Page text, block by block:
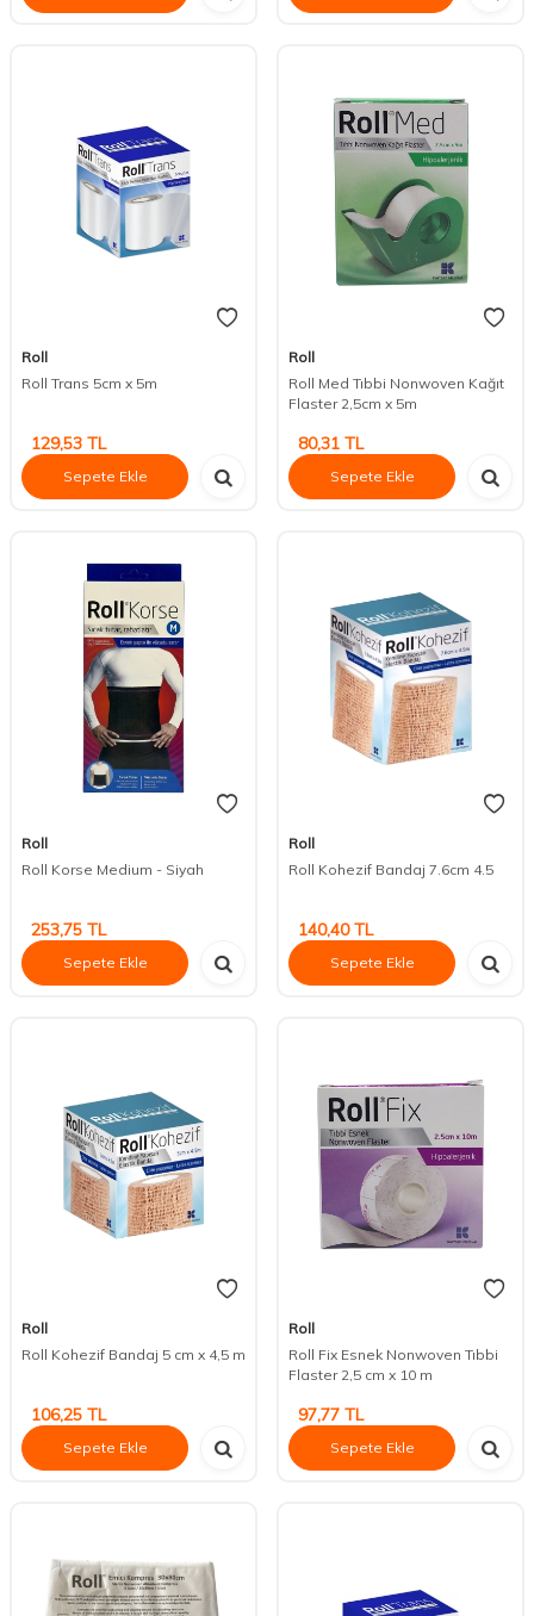
Roll
Roll Trans 5cm x 5m
129,53 TL
Sepete Ekle
Roll
Roll Med Tıbbi Nonwoven Kağıt
Flaster 2,5cm x 5m
80,31 TL
Sepete Ekle
Roll
Roll Korse Medium - Siyah
253,75 TL
Sepete Ekle
Roll
Roll Kohezif Bandaj 7.6cm 4.5
140,40TL
Sepete Ekle
Roll
Roll Kohezif Bandaj 5 cm x 4,5 m
106,25 TL
Sepete Ekle
Roll
Roll Fix Esnek Nonwoven Tıbbi
Flaster 2,5 cm x 10 m
97,77 TL
Sepete Ekle